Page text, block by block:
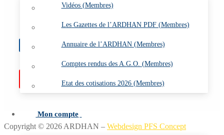
Vidéos (Membres)
Les Gazettes de l’ARDHAN PDF (Membres)
Annuaire de l’ARDHAN (Membres)
Comptes rendus des A.G.O. (Membres)
Etat des cotisations 2026 (Membres)
Mon compte
l’Aéronautique navale
0
Non disponible
Copyright © 2026 ARDHAN – Webdesign PFS Concept